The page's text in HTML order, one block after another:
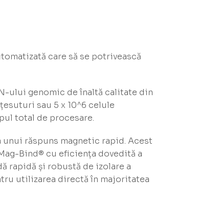
care să se potrivească
ului genomic de înaltă calitate din
sau 5 x 10^6 celule
total de procesare.
răspuns magnetic rapid. Acest
Bind® cu eficiența dovedită a
rapidă și robustă de izolare a
utilizarea directă în majoritatea